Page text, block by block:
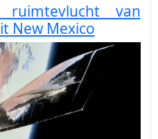
ruimtevlucht van
New Mexico